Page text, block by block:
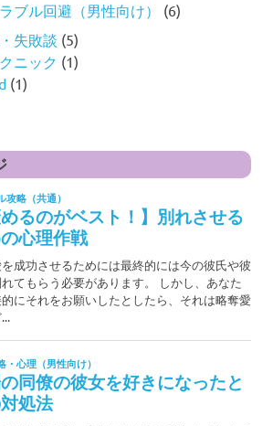
ブル回避（男性向け）
(6)
失敗談 (5)
ニック (1)
(1)